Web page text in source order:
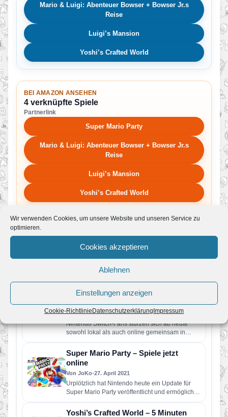
Wir verwenden Cookies, um unsere Website und unseren Service zu
optimieren.
Cookies akzeptieren
Ablehnen
Einstellungen anzeigen
Cookie-RichtlinieDatenschutzerklärungImpressum
Mario & Luigi: Abenteuer Bowser + Bowser Jr.s
Reise
Luigi’s Mansion
Yoshi’s Crafted World
BEI AMAZON ANSEHEN
4 verknüpfte Spiele
Partnerlink
Super Mario Party
Mario & Luigi: Abenteuer Bowser + Bowser Jr.s
Reise
Luigi’s Mansion
Yoshi’s Crafted World
Mehr News zum Spiel
PM: Gratis-Update lässt die Partys in
Super Mario Party ab sofort auch
online steigen
Von JoKo•27. April 2021
Nintendo Switch-Fans stürzen sich ab heute
sowohl lokal als auch online gemeinsam in
Brettspiele und Dutzende Minispiele Drei…
Super Mario Party – Spiele jetzt
online
Von JoKo•27. April 2021
Urplötzlich hat Nintendo heute ein Update für
Super Mario Party veröffentlicht und ermöglicht
damit erstmalig in der Mario…
Yoshi’s Crafted World – 5 Minuten